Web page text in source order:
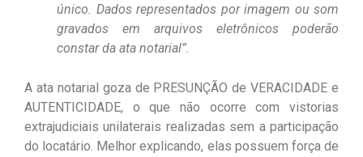
único. Dados representados por imagem ou som
gravados em arquivos eletrônicos poderão
constar da ata notarial”.
A ata notarial goza de PRESUNÇÃO de VERACIDADE e
AUTENTICIDADE, o que não ocorre com vistorias
extrajudiciais unilaterais realizadas sem a participação
do locatário. Melhor explicando, elas possuem força de